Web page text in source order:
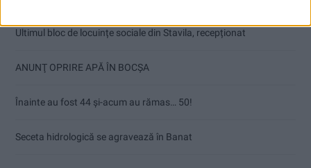
Ultimul bloc de locuințe sociale din Stavila, recepționat
ANUNŢ OPRIRE APĂ ÎN BOCȘA
Înainte au fost 44 și-acum au rămas… 50!
Seceta hidrologică se agravează în Banat